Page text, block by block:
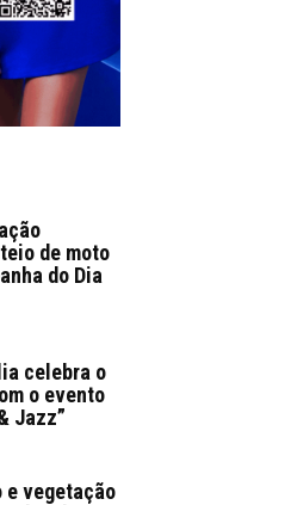
de moto
do Dia
celebra o
o evento
Jazz”
e vegetação